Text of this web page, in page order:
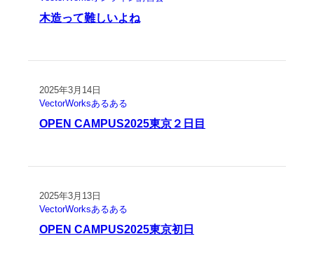
木造って難しいよね
2025年3月14日
VectorWorksあるある
OPEN CAMPUS2025東京２日目
2025年3月13日
VectorWorksあるある
OPEN CAMPUS2025東京初日